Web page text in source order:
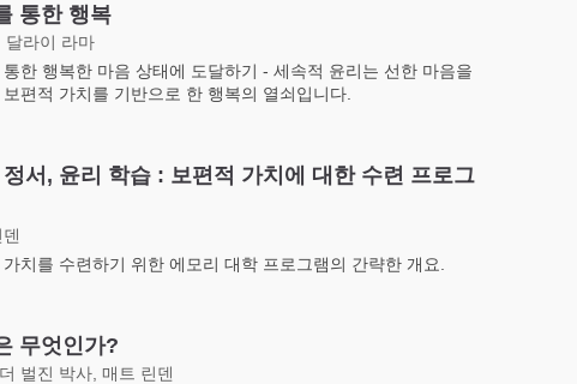
통한 행복
달라이 라마
통한 행복한 마음 상태에 도달하기 - 세속적 윤리는 선한 마음을
편적 가치를 기반으로 한 행복의 열쇠입니다.
서, 윤리 학습 : 보편적 가치에 대한 수련 프로그
가치를 수련하기 위한 에모리 대학 프로그램의 간략한 개요.
무엇인가?
벌진 박사, 매트 린덴